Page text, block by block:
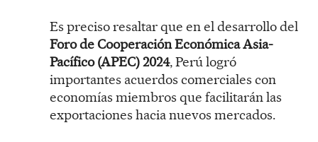
Es preciso resaltar que en el desarrollo del
Foro de Cooperación Económica Asia-
Pacífico (APEC) 2024, Perú logró
importantes acuerdos comerciales con
economías miembros que facilitarán las
exportaciones hacia nuevos mercados.